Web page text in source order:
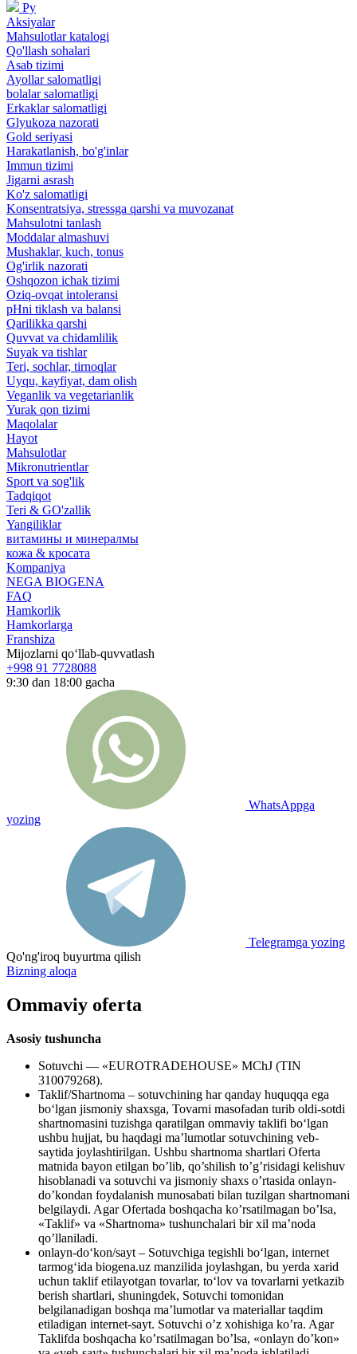
Ру
Aksiyalar
Mahsulotlar katalogi
Qo'llash sohalari
Asab tizimi
Ayollar salomatligi
bolalar salomatligi
Erkaklar salomatligi
Glyukoza nazorati
Gold seriyasi
Harakatlanish, bo'g'inlar
Immun tizimi
Jigarni asrash
Ko'z salomatligi
Konsentratsiya, stressga qarshi va muvozanat
Mahsulotni tanlash
Moddalar almashuvi
Mushaklar, kuch, tonus
Og'irlik nazorati
Oshqozon ichak tizimi
Oziq-ovqat intoleransi
pHni tiklash va balansi
Qarilikka qarshi
Quvvat va chidamlilik
Suyak va tishlar
Teri, sochlar, tirnoqlar
Uyqu, kayfiyat, dam olish
Veganlik va vegetarianlik
Yurak qon tizimi
Maqolalar
Hayot
Mahsulotlar
Mikronutrientlar
Sport va sog'lik
Tadqiqot
Teri & GO'zallik
Yangiliklar
витамины и минералмы
кожа & кросата
Kompaniya
NEGA BIOGENA
FAQ
Hamkorlik
Hamkorlarga
Franshiza
Mijozlarni qo‘llab-quvvatlash
+998 91 7728088
9:30 dan 18:00 gacha
WhatsAppga
yozing
Telegramga yozing
Qo'ng'iroq buyurtma qilish
Bizning aloqa
Ommaviy oferta
Asosiy tushuncha
Sotuvchi — «EUROTRADEHOUSE» MChJ (TIN
310079268).
Taklif/Shartnoma – sotuvchining har qanday huquqqa ega
bo‘lgan jismoniy shaxsga, Tovarni masofadan turib oldi-sotdi
shartnomasini tuzishga qaratilgan ommaviy taklifi bo‘lgan
ushbu hujjat, bu haqdagi ma’lumotlar sotuvchining veb-
saytida joylashtirilgan. Ushbu shartnoma shartlari Oferta
matnida bayon etilgan bo’lib, qo’shilish to’g’risidagi kelishuv
hisoblanadi va sotuvchi va jismoniy shaxs o’rtasida onlayn-
do’kondan foydalanish munosabati bilan tuzilgan shartnomani
belgilaydi. Agar Ofertada boshqacha ko’rsatilmagan bo’lsa,
«Taklif» va «Shartnoma» tushunchalari bir xil ma’noda
qo’llaniladi.
onlayn-do‘kon/sayt – Sotuvchiga tegishli bo‘lgan, internet
tarmog‘ida biogena.uz manzilida joylashgan, bu yerda xarid
uchun taklif etilayotgan tovarlar, to‘lov va tovarlarni yetkazib
berish shartlari, shuningdek, Sotuvchi tomonidan
belgilanadigan boshqa ma’lumotlar va materiallar taqdim
etiladigan internet-sayt. Sotuvchi o’z xohishiga ko’ra. Agar
Taklifda boshqacha ko’rsatilmagan bo’lsa, «onlayn do’kon»